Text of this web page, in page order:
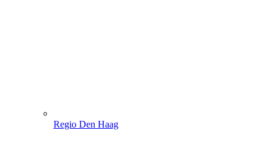
Regio Den Haag